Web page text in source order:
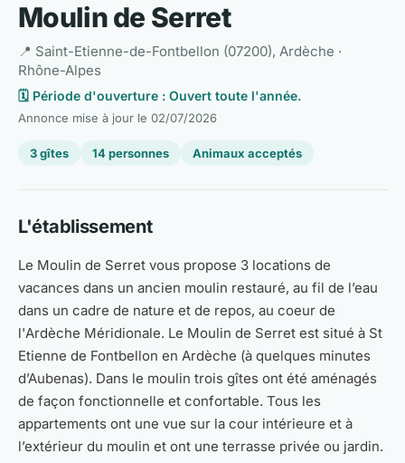
Moulin de Serret
📍 Saint-Etienne-de-Fontbellon (07200), Ardèche ·
Rhône-Alpes
🗓️ Période d'ouverture : Ouvert toute l'année.
Annonce mise à jour le 02/07/2026
3 gîtes 14 personnes Animaux acceptés
L'établissement
Le Moulin de Serret vous propose 3 locations de
vacances dans un ancien moulin restauré, au fil de l’eau
dans un cadre de nature et de repos, au coeur de
l'Ardèche Méridionale. Le Moulin de Serret est situé à St
Etienne de Fontbellon en Ardèche (à quelques minutes
d’Aubenas). Dans le moulin trois gîtes ont été aménagés
de façon fonctionnelle et confortable. Tous les
appartements ont une vue sur la cour intérieure et à
l’extérieur du moulin et ont une terrasse privée ou jardin.